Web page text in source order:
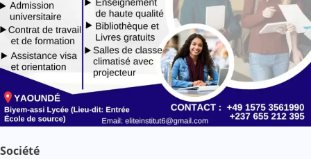
Société